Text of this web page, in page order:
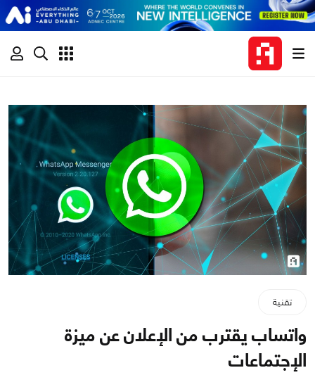
تقنية
واتساب يقترب من الإعلان عن ميزة
الإجتماعات